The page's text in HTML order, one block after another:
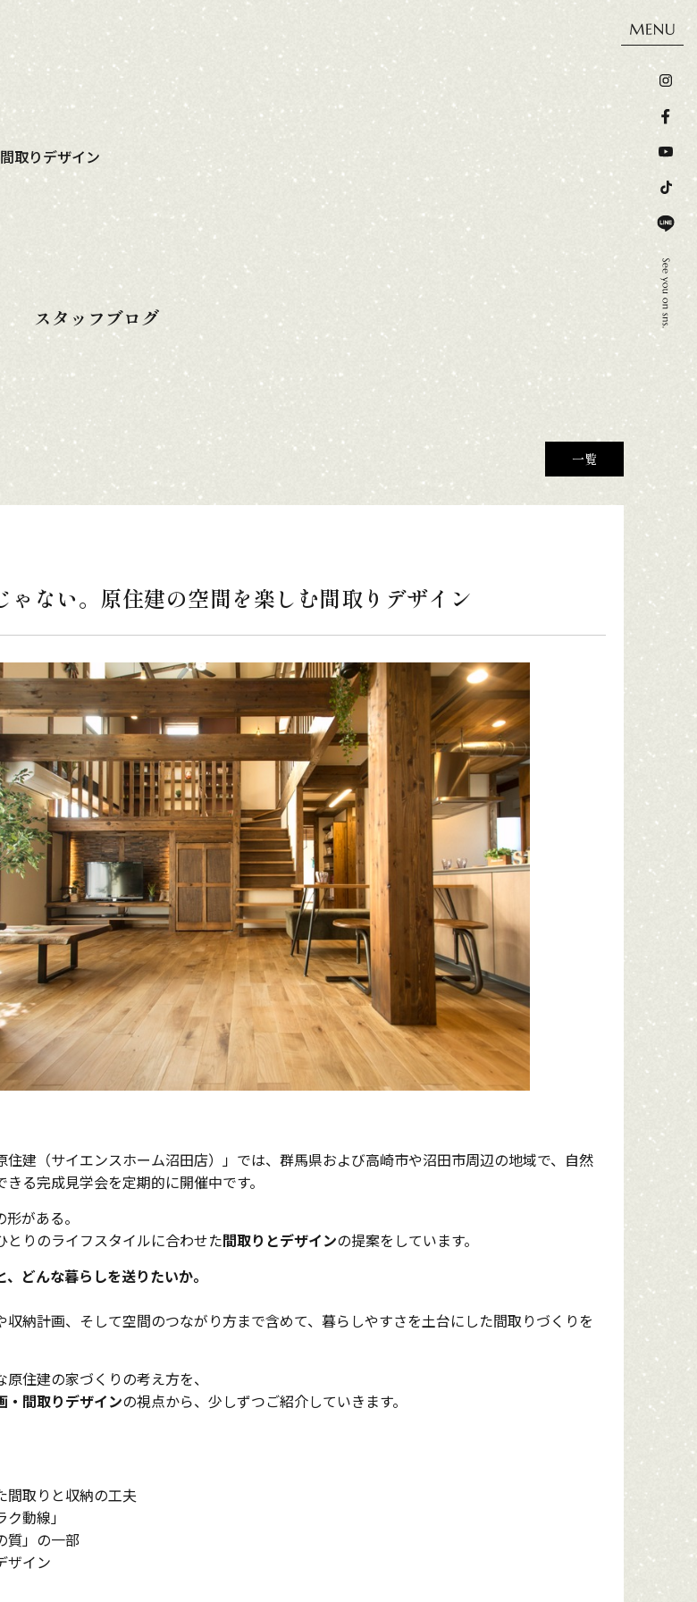
コンセプト イベント情報 モデルハウス 施工事例 お客様の声 会社概要
取りデザイン
スタッフブログ
一覧
ゃない。原住建の空間を楽しむ間取りデザイン
住建（サイエンスホーム沼田店）」では、群馬県および高崎市や沼田市周辺の地域で、自然
る完成見学会を定期的に開催中です。
がある。
とりのライフスタイルに合わせた間取りとデザインの提案をしています。
、どんな暮らしを送りたいか。
収納計画、そして空間のつながり方まで含めて、暮らしやすさを土台にした間取りづくりを
住建の家づくりの考え方を、
・間取りデザインの視点から、少しずつご紹介していきます。
間取りと収納の工夫
動線」
質」の一部
ザイン